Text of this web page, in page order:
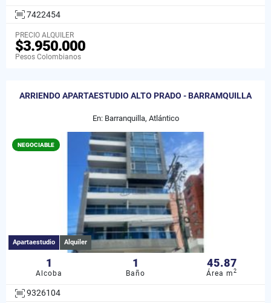
7422454
PRECIO ALQUILER
$3.950.000
Pesos Colombianos
ARRIENDO APARTAESTUDIO ALTO PRADO - BARRAMQUILLA
En: Barranquilla, Atlántico
NEGOCIABLE
Apartaestudio Alquiler
1
Alcoba
1
Baño
45.87
Área m2
9326104